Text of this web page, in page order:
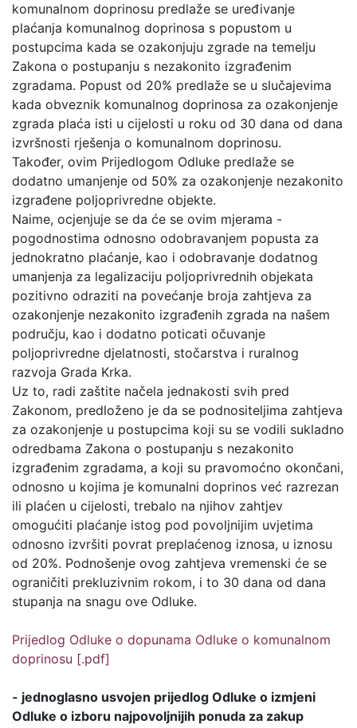
komunalnom doprinosu predlaže se uređivanje
plaćanja komunalnog doprinosa s popustom u
postupcima kada se ozakonjuju zgrade na temelju
Zakona o postupanju s nezakonito izgrađenim
zgradama. Popust od 20% predlaže se u slučajevima
kada obveznik komunalnog doprinosa za ozakonjenje
zgrada plaća isti u cijelosti u roku od 30 dana od dana
izvršnosti rješenja o komunalnom doprinosu.
Također, ovim Prijedlogom Odluke predlaže se
dodatno umanjenje od 50% za ozakonjenje nezakonito
izgrađene poljoprivredne objekte.
Naime, ocjenjuje se da će se ovim mjerama -
pogodnostima odnosno odobravanjem popusta za
jednokratno plaćanje, kao i odobravanje dodatnog
umanjenja za legalizaciju poljoprivrednih objekata
pozitivno odraziti na povećanje broja zahtjeva za
ozakonjenje nezakonito izgrađenih zgrada na našem
području, kao i dodatno poticati očuvanje
poljoprivredne djelatnosti, stočarstva i ruralnog
razvoja Grada Krka.
Uz to, radi zaštite načela jednakosti svih pred
Zakonom, predloženo je da se podnositeljima zahtjeva
za ozakonjenje u postupcima koji su se vodili sukladno
odredbama Zakona o postupanju s nezakonito
izgrađenim zgradama, a koji su pravomoćno okončani,
odnosno u kojima je komunalni doprinos već razrezan
ili plaćen u cijelosti, trebalo na njihov zahtjev
omogućiti plaćanje istog pod povoljnijim uvjetima
odnosno izvršiti povrat preplaćenog iznosa, u iznosu
od 20%. Podnošenje ovog zahtjeva vremenski će se
ograničiti prekluzivnim rokom, i to 30 dana od dana
stupanja na snagu ove Odluke.
Prijedlog Odluke o dopunama Odluke o komunalnom
doprinosu [.pdf]
- jednoglasno usvojen prijedlog Odluke o izmjeni
Odluke o izboru najpovoljnijih ponuda za zakup